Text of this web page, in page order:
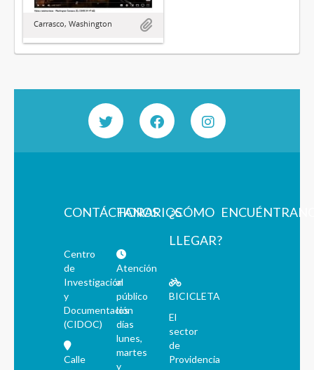
Carrasco, Washington
CONTÁCTANOS
Centro
de
Investigación
y
Documentación
(CIDOC)
Calle
HORARIOS
Atención
al
público
los
días
lunes,
martes
y
¿CÓMO
LLEGAR?
BICICLETA
El
sector
de
Providencia